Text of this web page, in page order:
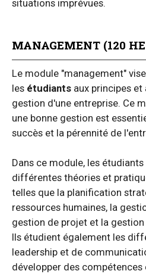
situations imprévues.
MANAGEMENT (120
Le module "management"
les étudiants aux principes
gestion d'une entreprise. Ce
une bonne gestion est
succès et la pérennité de
Dans ce module, les
différentes théories et
telles que la planification
ressources humaines, la
gestion de projet et la
Ils étudient également les
leadership et de
développer des compétences